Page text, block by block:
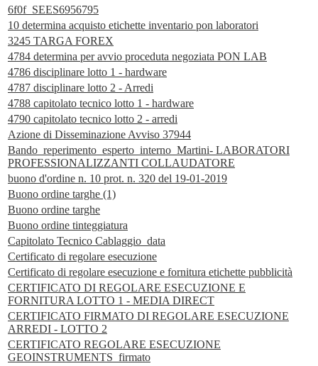
6f0f_SEES6956795
10 determina acquisto etichette inventario pon laboratori
3245 TARGA FOREX
4784 determina per avvio proceduta negoziata PON LAB
4786 disciplinare lotto 1 - hardware
4787 disciplinare lotto 2 - Arredi
4788 capitolato tecnico lotto 1 - hardware
4790 capitolato tecnico lotto 2 - arredi
Azione di Disseminazione Avviso 37944
Bando_reperimento_esperto_interno_Martini- LABORATORI
PROFESSIONALIZZANTI COLLAUDATORE
buono d'ordine n. 10 prot. n. 320 del 19-01-2019
Buono ordine targhe (1)
Buono ordine targhe
Buono ordine tinteggiatura
Capitolato Tecnico Cablaggio_data
Certificato di regolare esecuzione
Certificato di regolare esecuzione e fornitura etichette pubblicità
CERTIFICATO DI REGOLARE ESECUZIONE E
FORNITURA LOTTO 1 - MEDIA DIRECT
CERTIFICATO FIRMATO DI REGOLARE ESECUZIONE
ARREDI - LOTTO 2
CERTIFICATO REGOLARE ESECUZIONE
GEOINSTRUMENTS_firmato